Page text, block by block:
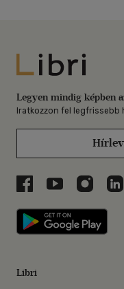
Libri
Legyen mindig képben
Iratkozzon fel legfrissebb
Libri a Facebookon
Libri aLibri
Libri